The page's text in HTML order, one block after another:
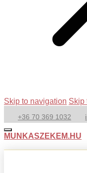
Skip to navigation Skip
+36 70 369 1032
MUNKASZEKEM.HU